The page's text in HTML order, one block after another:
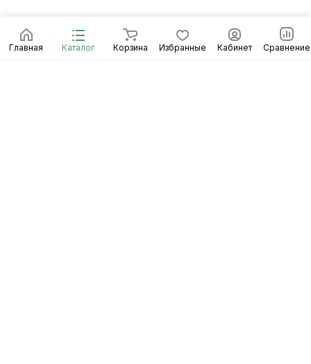
Главная Каталог Корзина Избранные Кабинет Сравнение